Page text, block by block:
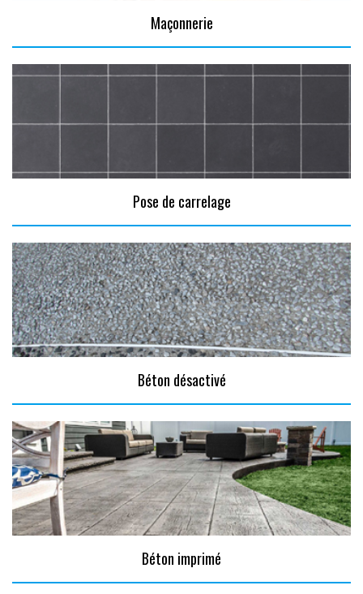
Maçonnerie
Pose de carrelage
Béton désactivé
Béton imprimé